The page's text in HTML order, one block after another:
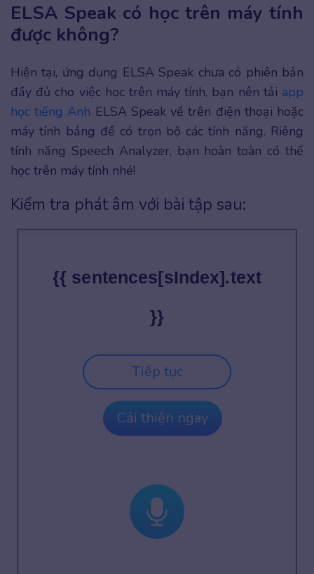
ELSA Speak có học trên máy tính
được không?
Hiện tại, ứng dụng ELSA Speak chưa có phiên bản
đầy đủ cho việc học trên máy tính, bạn nên tải app
học tiếng Anh ELSA Speak về trên điện thoại hoặc
máy tính bảng để có trọn bộ các tính năng. Riêng
tính năng Speech Analyzer, bạn hoàn toàn có thể
học trên máy tính nhé!
Kiểm tra phát âm với bài tập sau:
{{ sentences[sIndex].text
}}
Tiếp tục
Cải thiện ngay